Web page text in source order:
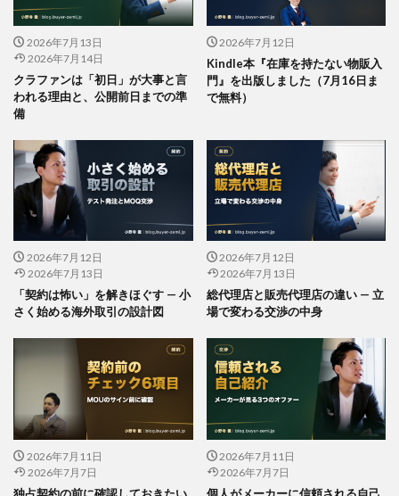
2026年7月13日
2026年7月14日
クラファンは「初日」が大事と言
われる理由と、公開前日までの準
備
2026年7月12日
Kindle本『在庫を持たない物販入
門』を出版しました（7月16日ま
で無料）
2026年7月12日
2026年7月13日
「契約は怖い」を解きほぐす — 小
さく始める海外取引の設計図
2026年7月12日
2026年7月13日
総代理店と販売代理店の違い — 立
場で変わる交渉の中身
2026年7月11日
2026年7月7日
独占契約の前に確認しておきたい
2026年7月11日
2026年7月7日
個人がメーカーに信頼される自己